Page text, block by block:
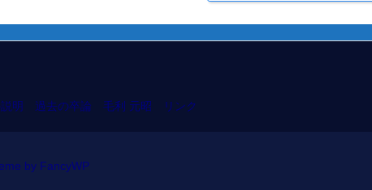
明 過去の卒論 毛利 元昭 リンク
by FancyWP